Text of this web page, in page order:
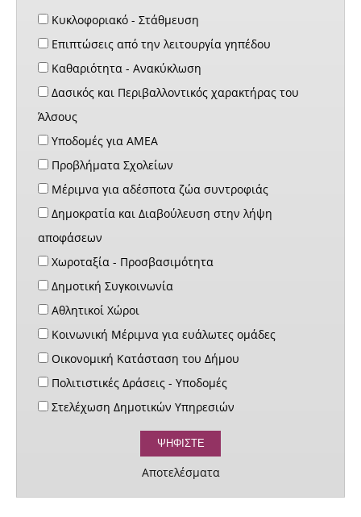
Κυκλοφοριακό - Στάθμευση
Επιπτώσεις από την λειτουργία γηπέδου
Καθαριότητα - Ανακύκλωση
Δασικός και Περιβαλλοντικός χαρακτήρας του
Άλσους
Υποδομές για ΑΜΕΑ
Προβλήματα Σχολείων
Μέριμνα για αδέσποτα ζώα συντροφιάς
Δημοκρατία και Διαβούλευση στην λήψη
αποφάσεων
Χωροταξία - Προσβασιμότητα
Δημοτική Συγκοινωνία
Αθλητικοί Χώροι
Κοινωνική Μέριμνα για ευάλωτες ομάδες
Οικονομική Κατάσταση του Δήμου
Πολιτιστικές Δράσεις - Υποδομές
Στελέχωση Δημοτικών Υπηρεσιών
Αποτελέσματα